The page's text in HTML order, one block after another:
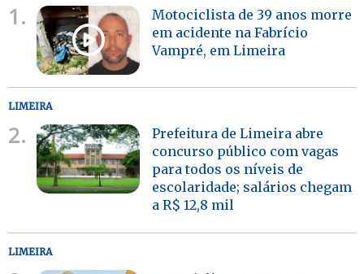
1.
Motociclista de 39 anos morre
em acidente na Fabrício
Vampré, em Limeira
LIMEIRA
2.
Prefeitura de Limeira abre
concurso público com vagas
para todos os níveis de
escolaridade; salários chegam
a R$ 12,8 mil
LIMEIRA